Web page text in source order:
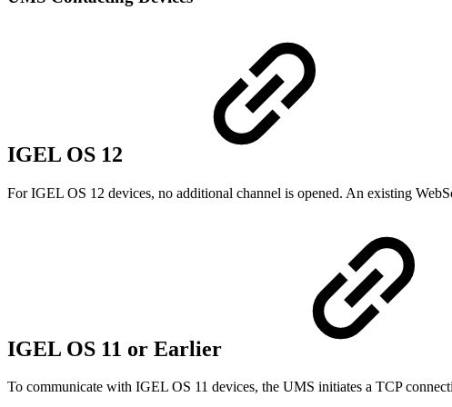
IGEL OS 12
For IGEL OS 12 devices, no additional channel is opened. An existing
IGEL OS 11 or Earlier
To communicate with IGEL OS 11 devices, the UMS initiates a TCP